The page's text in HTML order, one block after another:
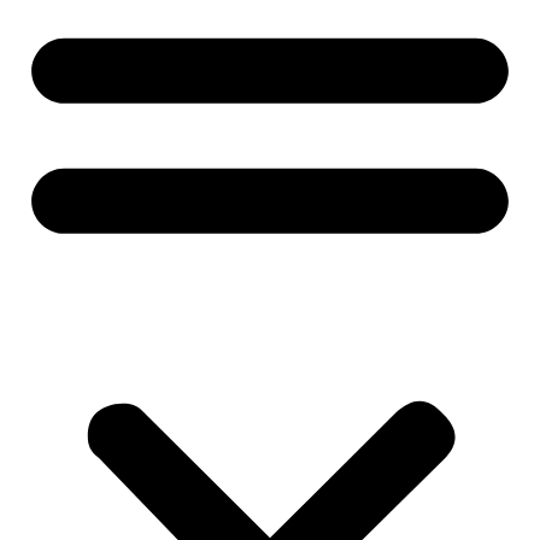
Замена сальника распредвала Вольво
Замена ремня ГРМ Вольво
Замена прокладки ГБЦ на Вольво
Замена поршневых колец двигателя Вольво
Замена поршневой группы автомобиля Вольво